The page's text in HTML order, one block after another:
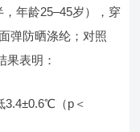
年龄25–45岁），穿
弹防晒涤纶；对照
果表明：
3.4±0.6℃（p＜